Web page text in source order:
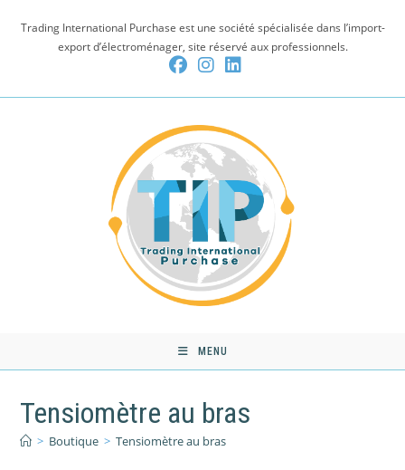
Trading International Purchase est une société spécialisée dans l’import-
export d’électroménager, site réservé aux professionnels.
MENU
Tensiomètre au bras
> Boutique > Tensiomètre au bras